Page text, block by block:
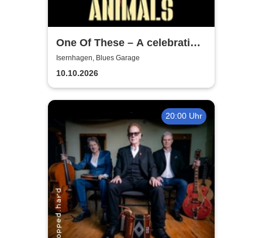
One Of These – A celebration
of Pink Floyd / Animals-Tour
2026
Isernhagen, Blues Garage
10.10.2026
20:00 Uhr